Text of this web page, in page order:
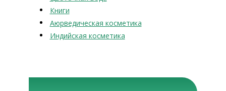
Книги
Аюрведическая косметика
Индийская косметика